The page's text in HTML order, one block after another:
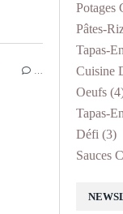
Potages
Pâtes-
Tapas-
Cuisine
Oeufs
Tapas-
Défi (3)
Sauces